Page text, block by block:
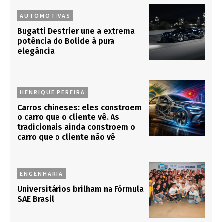
AUTOMOTIVAS
Bugatti Destrier une a extrema
potência do Bolide à pura
elegância
HENRIQUE PEREIRA
Carros chineses: eles constroem
o carro que o cliente vê. As
tradicionais ainda constroem o
carro que o cliente não vê
ENGENHARIA
Universitários brilham na Fórmula
SAE Brasil